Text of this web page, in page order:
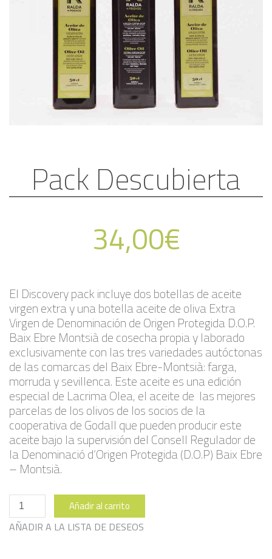
Pack Descubierta
34,00€
El Discovery pack incluye dos botellas de aceite
virgen extra y una botella aceite de oliva Extra
Virgen de Denominación de Origen Protegida D.O.P.
Baix Ebre Montsià de cosecha propia y laborado
exclusivamente con las tres variedades autóctonas
de las comarcas del Baix Ebre-Montsià: farga,
morruda y sevillenca. Este aceite es una edición
especial de Lacrima Olea, el aceite de las mejores
parcelas de los olivos de los socios de la
cooperativa de Godall que pueden producir este
aceite bajo la supervisión del Consell Regulador de
la Denominació d’Origen Protegida (D.O.P) Baix Ebre
– Montsià.
Pack
Descubierta
cantidad
Añadir al carrito
AÑADIR A LA LISTA DE DESEOS